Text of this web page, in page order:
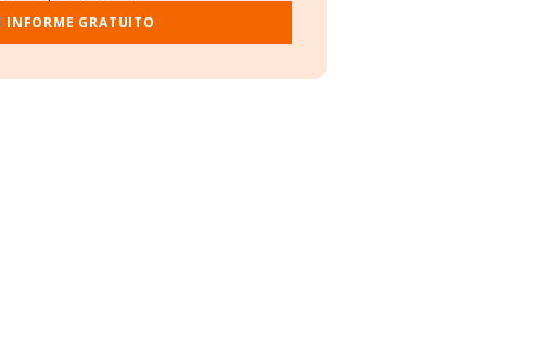
INFORME GRATUITO